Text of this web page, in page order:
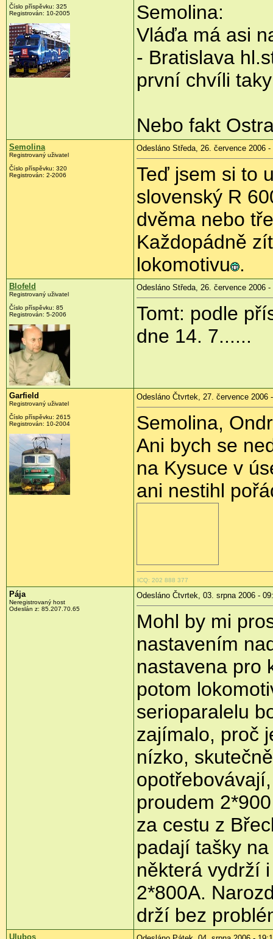
Číslo příspěvku: 325
Registrován: 10-2005
Semolina:
Vláďa má asi
- Bratislava
první chvíli
Nebo fakt
Semolina
Registrovaný uživatel
Číslo příspěvku: 320
Registrován: 2-2006
Odesláno Středa, 26. července 2006 -
Teď jsem si to
slovenský R
dvěma nebo
Každopádně
lokomotivu .
Blofeld
Registrovaný uživatel
Číslo příspěvku: 85
Registrován: 5-2006
Odesláno Středa, 26. července 2006 -
Tomt: podle
dne 14. 7......
Garfield
Registrovaný uživatel
Číslo příspěvku: 2615
Registrován: 10-2004
Odesláno Čtvrtek, 27. července 2006
Semolina,
Ani bych se
na Kysuce v
ani nestihl
ICQ: 202 888 377
Pája
Neregistrovaný host
Odeslán z: 85.207.70.65
Odesláno Čtvrtek, 03. srpna 2006 -
Mohl by mi
nastavením
nastavena pro
potom
serioparalelu
zajímalo, proč
nízko,
proudem
za cestu z
padají tašky
některá vydrží
2*800A.
drží bez
Ulubos